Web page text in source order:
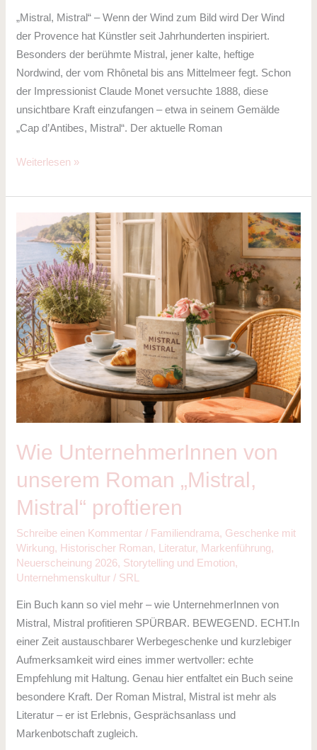
„Mistral, Mistral“ – Wenn der Wind zum Bild wird Der Wind
der Provence hat Künstler seit Jahrhunderten inspiriert.
Besonders der berühmte Mistral, jener kalte, heftige
Nordwind, der vom Rhônetal bis ans Mittelmeer fegt. Schon
der Impressionist Claude Monet versuchte 1888, diese
unsichtbare Kraft einzufangen – etwa in seinem Gemälde
„Cap d’Antibes, Mistral“. Der aktuelle Roman
Weiterlesen »
Wie UnternehmerInnen von
unserem Roman „Mistral,
Mistral“ proftieren
Schreibe einen Kommentar / Familiendrama, Geschenke mit
Wirkung, Historischer Roman, Literatur, Markenführung,
Neuerscheinung 2026, Storytelling und Emotion,
Unternehmenskultur / SRL
Ein Buch kann so viel mehr – wie UnternehmerInnen von
Mistral, Mistral profitieren SPÜRBAR. BEWEGEND. ECHT.In
einer Zeit austauschbarer Werbegeschenke und kurzlebiger
Aufmerksamkeit wird eines immer wertvoller: echte
Empfehlung mit Haltung. Genau hier entfaltet ein Buch seine
besondere Kraft. Der Roman Mistral, Mistral ist mehr als
Literatur – er ist Erlebnis, Gesprächsanlass und
Markenbotschaft zugleich.
UnternehmerInnen
unserem
Roman
„Mistral,
Mistral“
proftieren